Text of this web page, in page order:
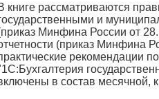
книге рассматриваются
и
Минфина России от
(приказ Минфина
рекомендации
в состав месячной,